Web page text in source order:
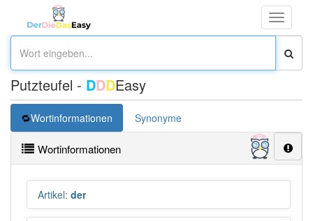
Toggle
Putzteufel - DDDEasy
Wortinformationen Synonyme
Wortinformationen
Artikel: der